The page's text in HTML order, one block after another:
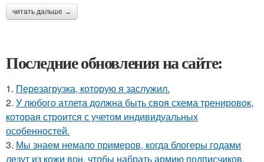
читать дальше →
Последние обновления на сайте:
1. Перезагрузка, которую я заслужил.
2. У любого атлета должна быть своя схема тренировок,
которая строится с учетом индивидуальных
особенностей.
3. Мы знаем немало примеров, когда блогеры годами
лезут из кожи вон, чтобы набрать армию подписчиков.